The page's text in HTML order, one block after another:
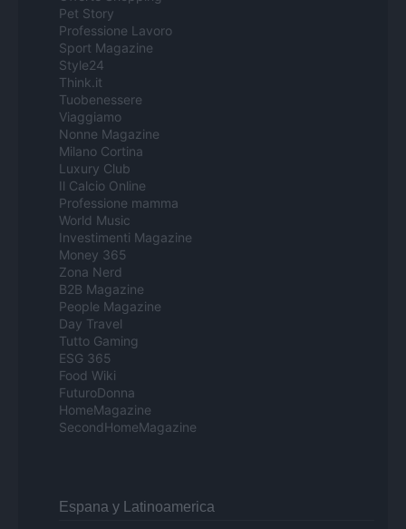
Pet Story
Professione Lavoro
Sport Magazine
Style24
Think.it
Tuobenessere
Viaggiamo
Nonne Magazine
Milano Cortina
Luxury Club
Il Calcio Online
Professione mamma
World Music
Investimenti Magazine
Money 365
Zona Nerd
B2B Magazine
People Magazine
Day Travel
Tutto Gaming
ESG 365
Food Wiki
FuturoDonna
HomeMagazine
SecondHomeMagazine
Espana y Latinoamerica